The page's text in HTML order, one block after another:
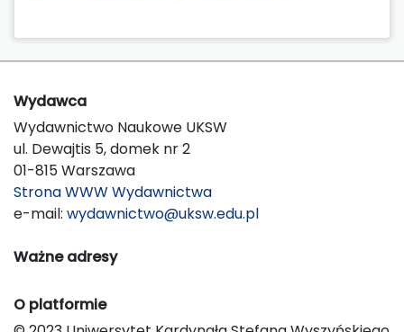
Wydawca
Wydawnictwo Naukowe UKSW
ul. Dewajtis 5, domek nr 2
01-815 Warszawa
Strona WWW Wydawnictwa
e-mail: wydawnictwo@uksw.edu.pl
Ważne adresy
O platformie